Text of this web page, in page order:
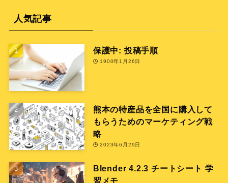
人気記事
保護中: 投稿手順
1900年1月26日
熊本の特産品を全国に購入して
もらうためのマーケティング戦
略
2023年6月29日
Blender 4.2.3 チートシート 学
習メモ